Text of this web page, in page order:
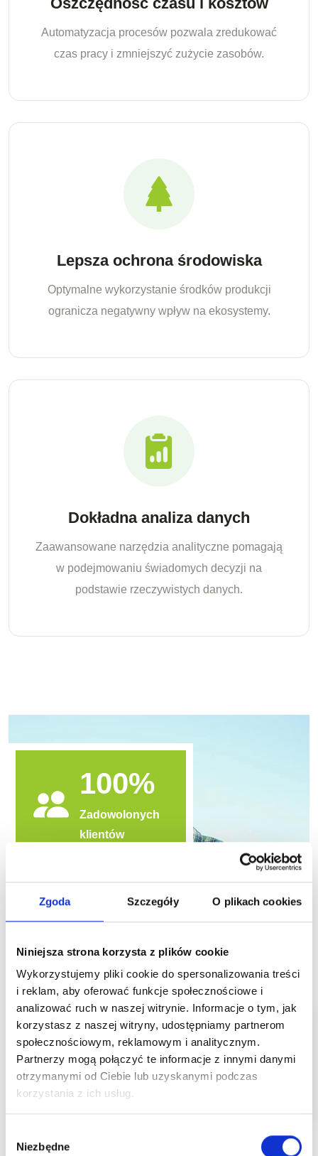
Zgoda Szczegóły O plikach cookies
Niniejsza strona korzysta z plików cookie
Wykorzystujemy pliki cookie do spersonalizowania treści
i reklam, aby oferować funkcje społecznościowe i
analizować ruch w naszej witrynie. Informacje o tym, jak
korzystasz z naszej witryny, udostępniamy partnerom
społecznościowym, reklamowym i analitycznym.
Partnerzy mogą połączyć te informacje z innymi danymi
otrzymanymi od Ciebie lub uzyskanymi podczas
korzystania z ich usług.
zgody
Niezbędne
Automatyzacja procesów pozwala zredukować
czas pracy i zmniejszyć zużycie zasobów.
Lepsza ochrona środowiska
Optymalne wykorzystanie środków produkcji
ogranicza negatywny wpływ na ekosystemy.
Dokładna analiza danych
Zaawansowane narzędzia analityczne pomagają
w podejmowaniu świadomych decyzji na
podstawie rzeczywistych danych.
100%
Zadowolonych
klientów